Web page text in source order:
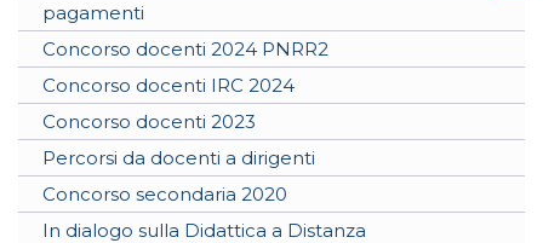
pagamenti
Concorso docenti 2024 PNRR2
Concorso docenti IRC 2024
Concorso docenti 2023
Percorsi da docenti a dirigenti
Concorso secondaria 2020
In dialogo sulla Didattica a Distanza